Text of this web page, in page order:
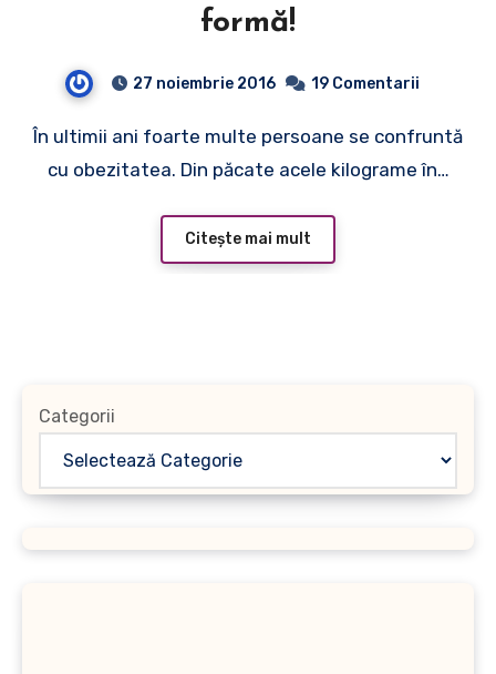
formă!
27 noiembrie 2016 19 Comentarii
În ultimii ani foarte multe persoane se confruntă
cu obezitatea. Din păcate acele kilograme în…
Citește mai mult
Categorii